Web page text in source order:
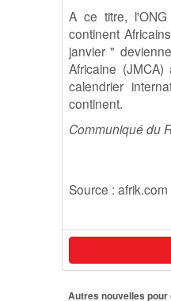
A ce titre,
continent
janvier "
Africaine
calendrier
continent.
Communiqué du
Source : afrik.com
Autres nouvelles